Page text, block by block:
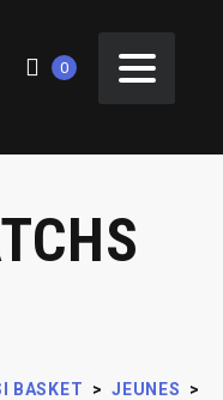
0
BASKET > JEUNES
>